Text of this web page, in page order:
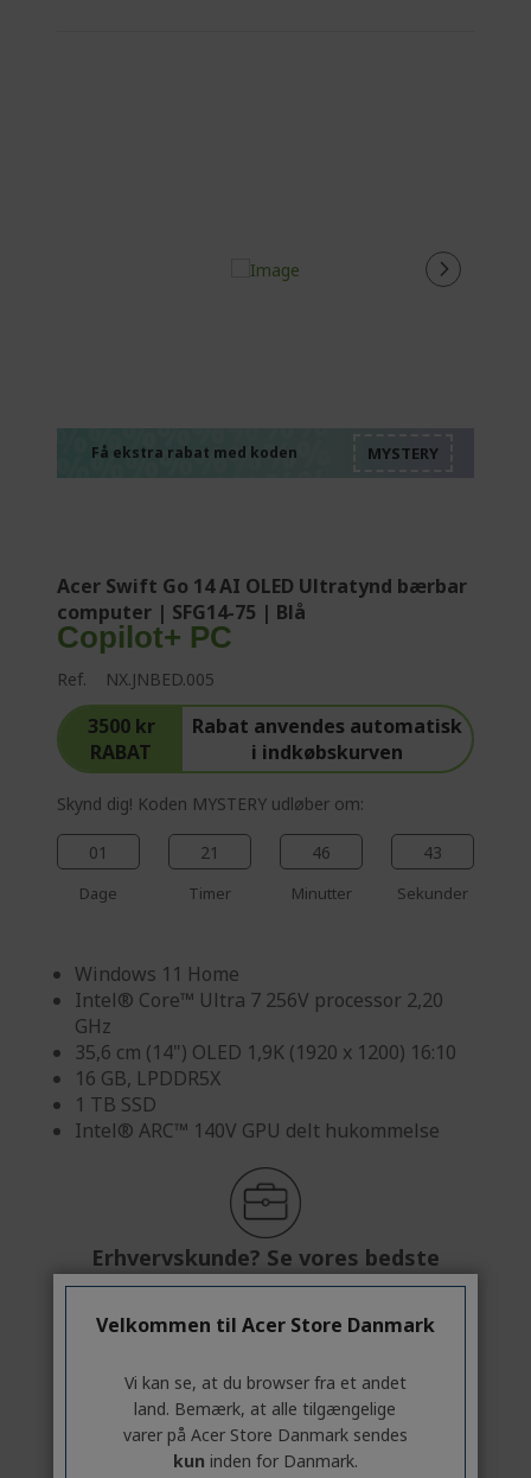
Få ekstra rabat med koden
Acer Swift Go 14 AI OLED Ultratynd bærbar
computer | SFG14-75 | Blå
Copilot+ PC
Ref. NX.JNBED.005
3500 kr
RABAT
Rabat anvendes automatisk
i indkøbskurven
Skynd dig! Koden MYSTERY udløber om:
01
Dage
21
Timer
46
Minutter
42
Sekunder
Windows 11 Home
Intel® Core™ Ultra 7 256V processor 2,20
GHz
35,6 cm (14") OLED 1,9K (1920 x 1200) 16:10
16 GB, LPDDR5X
1 TB SSD
Intel® ARC™ 140V GPU delt hukommelse
Erhvervskunde? Se vores bedste
tilbud!
11 499,00 Kr
Velkommen til Acer Store Danmark
Vi kan se, at du browser fra et andet
land. Bemærk, at alle tilgængelige
varer på Acer Store Danmark sendes
kun inden for Danmark.